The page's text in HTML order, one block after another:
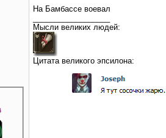
На Бамбассе воевал
Мысли великих людей:
Цитата великого эпсилона: